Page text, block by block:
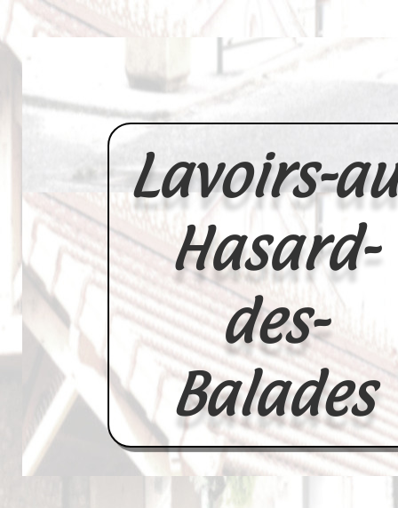
Lavoirs-
Hasard-
des-
Balades